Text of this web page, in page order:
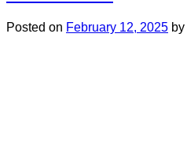
Posted on February 12, 2025 by